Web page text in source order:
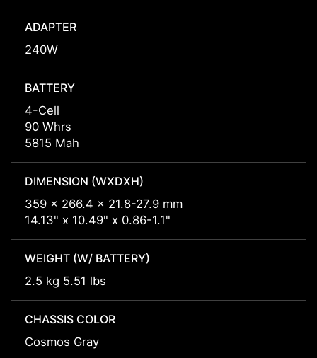
ADAPTER
240W
BATTERY
4-Cell
90 Whrs
5815 Mah
DIMENSION (WXDXH)
359 x 266.4 x 21.8-27.9 mm
14.13" x 10.49" x 0.86-1.1"
WEIGHT (W/ BATTERY)
2.5 kg 5.51 lbs
CHASSIS COLOR
Cosmos Gray